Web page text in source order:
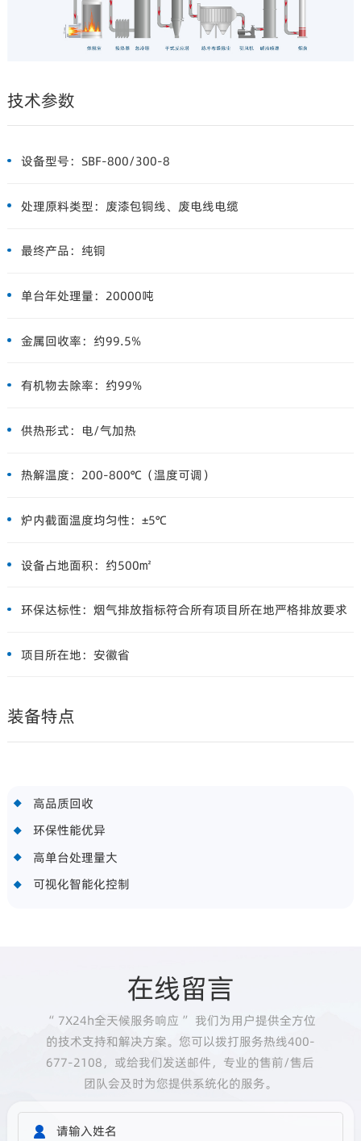
技术参数
设备型号： SBF-800/300-8
处理原料类型： 废漆包铜线、废电线电缆
最终产品： 纯铜
单台年处理量： 20000吨
金属回收率： 约99.5%
有机物去除率： 约99%
供热形式： 电/气加热
热解温度： 200-800℃（温度可调）
炉内截面温度均匀性： ±5℃
设备占地面积： 约500㎡
环保达标性： 烟气排放指标符合所有项目所在地严格排放要求
项目所在地： 安徽省
装备特点
高品质回收
环保性能优异
高单台处理量大
可视化智能化控制
在线留言
“ 7X24h全天候服务响应 ” 我们为用户提供全方位
的技术支持和解决方案。您可以拨打服务热线400-
677-2108，或给我们发送邮件，专业的售前/售后
团队会及时为您提供系统化的服务。
请输入姓名